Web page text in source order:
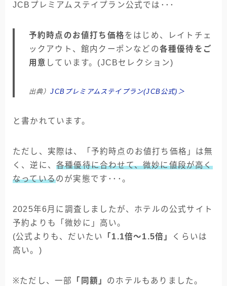
JCBプレミアムステイプラン公式では･･･
予約時点のお値打ち価格をはじめ、レイトチェ
ックアウト、館内クーポンなどの各種優待をご
用意 しています。(JCBセレクション)
出典）JCBプレミアムステイプラン(JCB公式)＞
と書かれています。
ただし、実際は、「予約時点のお値打ち価格」は無
く、逆に、 各種優待に合わせて、微妙に値段が高く
なっているのが実態です･･･。
2025年6月に調査しましたが、ホテルの公式サイト
予約よりも「微妙に」高い。
(公式よりも、だいたい
「1.1倍～1.5倍」
くらいは
高い。)
※ただし、一部 「同額」 のホテルもありました。